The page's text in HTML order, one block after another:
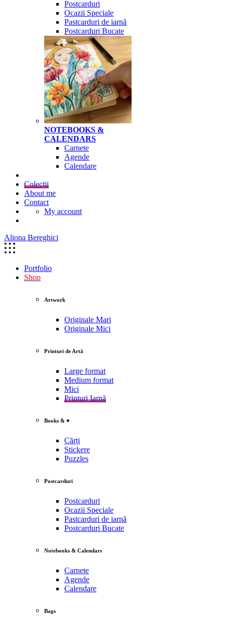
Postcarduri
Ocazii Speciale
Pastcarduri de iarnă
Postcarduri Bucate
NOTEBOOKS &
CALENDARS
Carnete
Agende
Calendare
Colecții
About me
Contact
My account
Aliona Bereghici
Portfolio
Shop
Artwork
Originale Mari
Originale Mici
Printuri de Artă
Large format
Medium format
Mici
Printuri Iarnă
Books & ♥
Cărți
Stickere
Puzzles
Postcarduri
Postcarduri
Ocazii Speciale
Pastcarduri de iarnă
Postcarduri Bucate
Notebooks & Calendars
Carnete
Agende
Calendare
Bags